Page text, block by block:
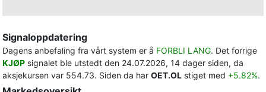
Signaloppdatering
Dagens anbefaling fra vårt system er å FORBLI LANG. Det forrige
KJØP signalet ble utstedt den 24.07.2026, 14 dager siden, da
aksjekursen var 554.73. Siden da har OET.OL stiget med +5.82%.